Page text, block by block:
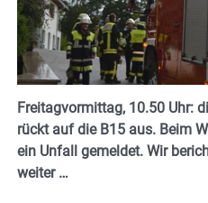
Freitagvormittag, 10.50 Uhr:
rückt auf die B15 aus. Beim
ein Unfall gemeldet. Wir
weiter …